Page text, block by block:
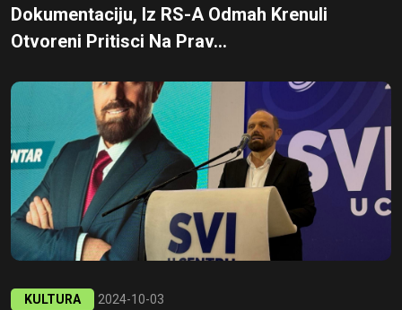
Dokumentaciju, Iz RS-A Odmah Krenuli
Otvoreni Pritisci Na Prav...
KULTURA 2024-10-03